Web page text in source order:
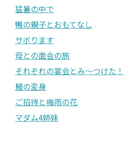
猛暑の中で
鴨の親子とおもてなし
サボります
母との面会の旅
それぞれの宴会とみ〜つけた！
鰻の変身
ご招待と梅雨の花
マダム4姉妹